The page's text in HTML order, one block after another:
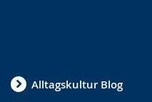
Alltagskultur Blog